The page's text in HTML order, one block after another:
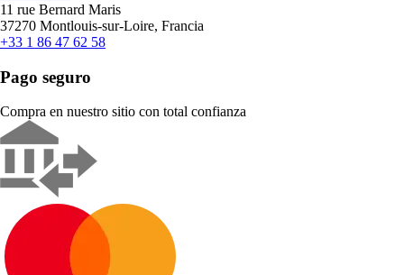
11 rue Bernard Maris
37270 Montlouis-sur-Loire, Francia
+33 1 86 47 62 58
Pago seguro
Compra en nuestro sitio con total confianza